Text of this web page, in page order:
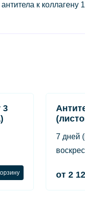
к коллагену
3
7 дней
от 2